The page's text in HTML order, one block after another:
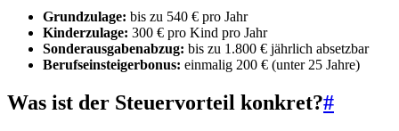
Grundzulage: bis zu 540 € pro Jahr
Kinderzulage: 300 € pro Kind pro Jahr
Sonderausgabenabzug: bis zu 1.800 € jährlich absetzbar
Berufseinsteigerbonus: einmalig 200 € (unter 25 Jahre)
Was ist der Steuervorteil konkret?#